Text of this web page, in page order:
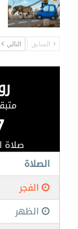
السابق التالي